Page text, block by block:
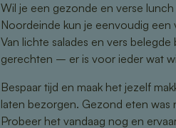
Wil je een gezonde en verse
Noordeinde kun je eenvoudig
Van lichte salades en vers
gerechten – er is voor ieder wat
Bespaar tijd en maak het jezelf
laten bezorgen. Gezond eten
Probeer het vandaag nog en